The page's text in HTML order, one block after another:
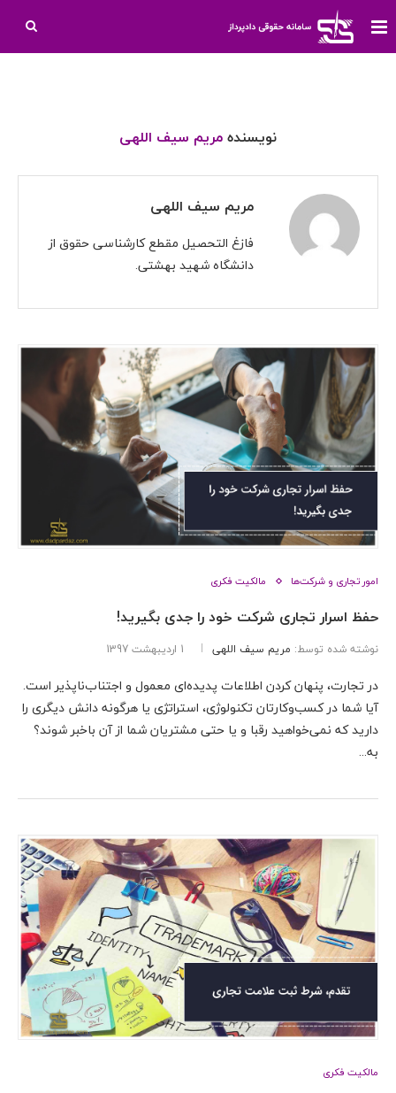
نویسندهمریم سیف اللهی
مریم سیف اللهی
فازغ التحصیل مقطع کارشناسی حقوق از
دانشگاه شهید بهشتی.
امور تجاری و شرکت‌ها مالکیت فکری
حفظ اسرار تجاری شرکت خود را جدی بگیرید!
نوشته شده توسط: مریم سیف اللهی 1 اردیبهشت 1397
در تجارت، پنهان کردن اطلاعات پدیده‌ای معمول و اجتناب‌ناپذیر است.
آیا شما در کسب‌و‌کارتان تکنولوژی، استراتژی یا هرگونه دانش دیگری را
دارید که نمی‌خواهید رقبا و یا حتی مشتریان شما از آن باخبر شوند؟
به...
مالکیت فکری